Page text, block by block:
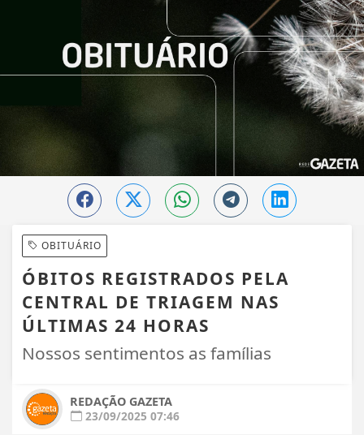
OBITUÁRIO
ÓBITOS REGISTRADOS PELA
CENTRAL DE TRIAGEM NAS
ÚLTIMAS 24 HORAS
Nossos sentimentos as famílias
REDAÇÃO GAZETA
23/09/2025 07:46